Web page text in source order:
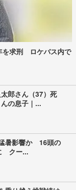
を求刑 ロケバス内で
郎さん（37）死
の息子｜...
暑影響か 16頭の
クー...